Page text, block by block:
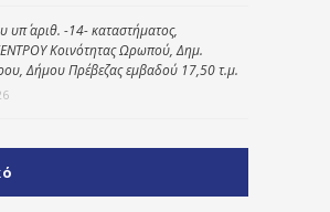
υπ΄ αριθ. -14- καταστήματος,
Κοινότητας Ωρωπού, Δημ.
Δήμου Πρέβεζας εμβαδού 17,50 τ.μ.